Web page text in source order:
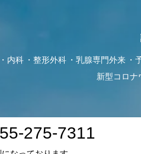
内科 整形外科 乳腺専門外来
新型コロナ
275-7311